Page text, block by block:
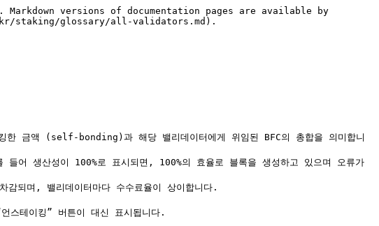
versions of documentation pages are available by
kr/staking/glossary/all-validators.md).
한 금액 (self-bonding)과 해당 밸리데이터에게 위임된 BFC의 총합을 의미합니
생산성이 100%로 표시되면, 100%의 효율로 블록을 생성하고 있으며 오류가
되며, 밸리데이터마다 수수료율이 상이합니다.